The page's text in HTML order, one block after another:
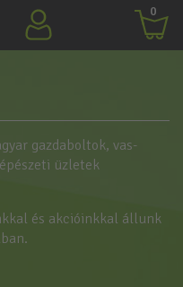
0
gazdaboltok, vas-
üzletek
és akcióinkkal állunk